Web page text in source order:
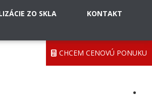
ZO SKLA KONTAKT
CHCEM CENOVÚ PONUKU